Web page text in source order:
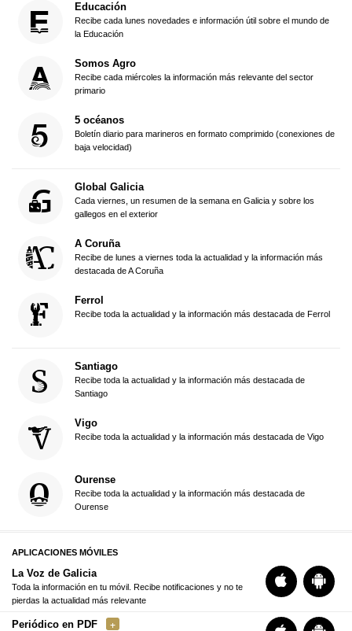
Educación
Recibe cada lunes novedades e información útil sobre el mundo de
la Educación
Somos Agro
Recibe cada miércoles la información más relevante del sector
primario
5 océanos
Boletín diario para marineros en formato comprimido (conexiones de
baja velocidad)
Global Galicia
Cada viernes, un resumen de la semana en Galicia y sobre los
gallegos en el exterior
A Coruña
Recibe de lunes a viernes toda la actualidad y la información más
destacada de A Coruña
Ferrol
Recibe toda la actualidad y la información más destacada de Ferrol
Santiago
Recibe toda la actualidad y la información más destacada de
Santiago
Vigo
Recibe toda la actualidad y la información más destacada de Vigo
Ourense
Recibe toda la actualidad y la información más destacada de
Ourense
APLICACIONES MÓVILES
La Voz de Galicia
Toda la información en tu móvil. Recibe notificaciones y no te
pierdas la actualidad más relevante
Periódico en PDF